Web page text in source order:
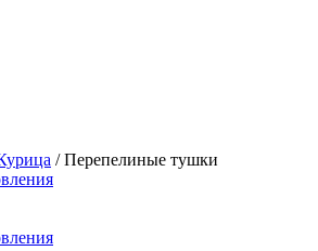
/ Перепелиные тушки